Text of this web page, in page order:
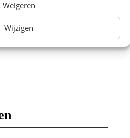
Weigeren
Wijzigen